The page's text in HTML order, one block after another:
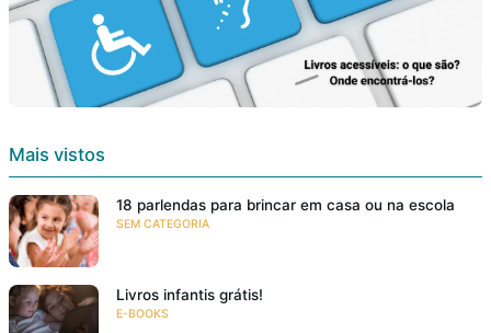
Mais vistos
18 parlendas para brincar em casa ou na escola
SEM CATEGORIA
Livros infantis grátis!
E-BOOKS